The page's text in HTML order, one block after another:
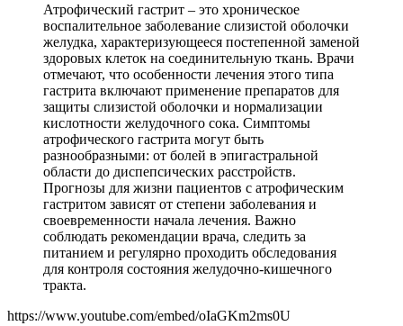
Атрофический гастрит – это хроническое
воспалительное заболевание слизистой оболочки
желудка, характеризующееся постепенной заменой
здоровых клеток на соединительную ткань. Врачи
отмечают, что особенности лечения этого типа
гастрита включают применение препаратов для
защиты слизистой оболочки и нормализации
кислотности желудочного сока. Симптомы
атрофического гастрита могут быть
разнообразными: от болей в эпигастральной
области до диспепсических расстройств.
Прогнозы для жизни пациентов с атрофическим
гастритом зависят от степени заболевания и
своевременности начала лечения. Важно
соблюдать рекомендации врача, следить за
питанием и регулярно проходить обследования
для контроля состояния желудочно-кишечного
тракта.
https://www.youtube.com/embed/oIaGKm2ms0U